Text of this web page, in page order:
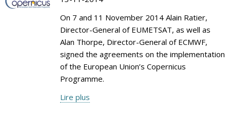
On 7 and 11 November 2014 Alain Ratier,
Director-General of EUMETSAT, as well as
Alan Thorpe, Director-General of ECMWF,
signed the agreements on the implementation
of the European Union’s Copernicus
Programme.
Lire plus